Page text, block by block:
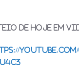
de hoje em